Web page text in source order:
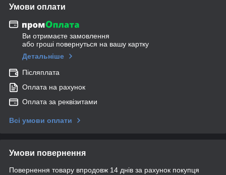
Умови оплати
Ви отримаєте замовлення
або гроші повернуться на вашу картку
Детальніше
Післяплата
Оплата на рахунок
Оплата за реквізитами
Всі умови оплати
Умови повернення
Повернення товару впродовж 14 днів за рахунок покупця